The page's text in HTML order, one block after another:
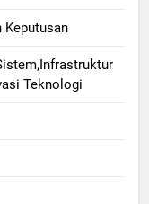
Keputusan
Teknologi